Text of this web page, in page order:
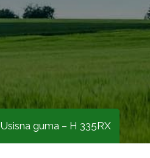
Usisna guma – H 335RX